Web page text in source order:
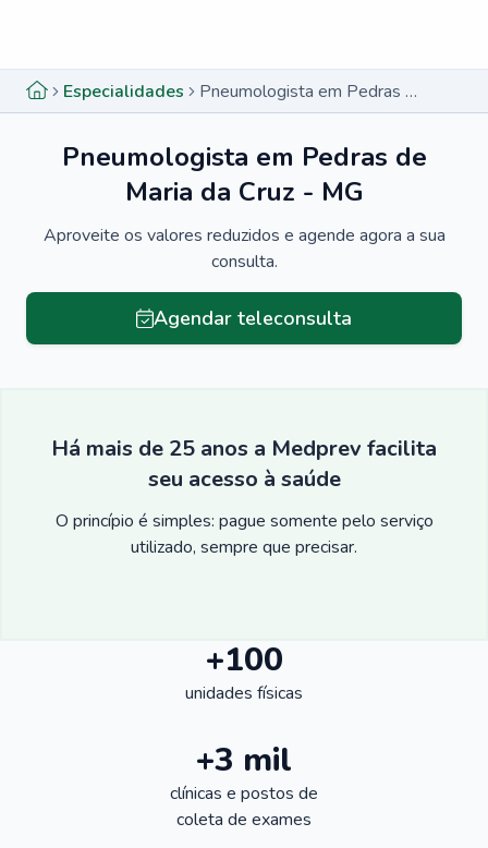
Especialidades Pneumologista em Pedras de Maria da Cruz - MG
Pneumologista em Pedras de
Maria da Cruz - MG
Aproveite os valores reduzidos e agende agora a sua
consulta.
Agendar teleconsulta
Há mais de 25 anos a Medprev facilita
seu acesso à saúde
O princípio é simples: pague somente pelo serviço
utilizado, sempre que precisar.
+100
unidades físicas
+3 mil
clínicas e postos de
coleta de exames